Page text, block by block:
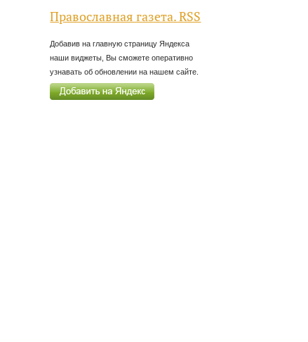
Православная газета. RSS
Добавив на главную страницу Яндекса
наши виджеты, Вы сможете оперативно
узнавать об обновлении на нашем сайте.